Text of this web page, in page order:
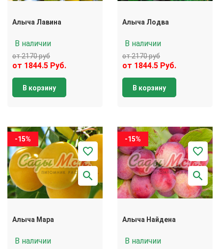
Алыча Лавина
В наличии
от 2170 руб
от 1844.5 Руб.
В корзину
Алыча Лодва
В наличии
от 2170 руб
от 1844.5 Руб.
В корзину
-15%
Алыча Мара
В наличии
-15%
Алыча Найдена
В наличии